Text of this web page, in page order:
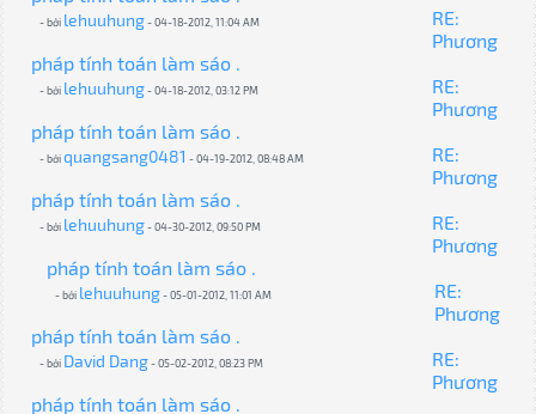
- bởi lehuuhung- 04-18-2012, 11:04 AM
RE:
Phương
pháp tính toán làm sáo .
- bởi lehuuhung- 04-18-2012, 03:12 PM
RE:
Phương
pháp tính toán làm sáo .
- bởiquangsang0481 - 04-19-2012, 08:48 AM
RE:
Phương
pháp tính toán làm sáo .
- bởi lehuuhung- 04-30-2012, 09:50 PM
RE:
Phương
pháp tính toán làm sáo .
- bởi lehuuhung- 05-01-2012, 11:01 AM
RE:
Phương
pháp tính toán làm sáo .
- bởi David Dang- 05-02-2012, 08:23 PM
RE:
Phương
pháp tính toán làm sáo .